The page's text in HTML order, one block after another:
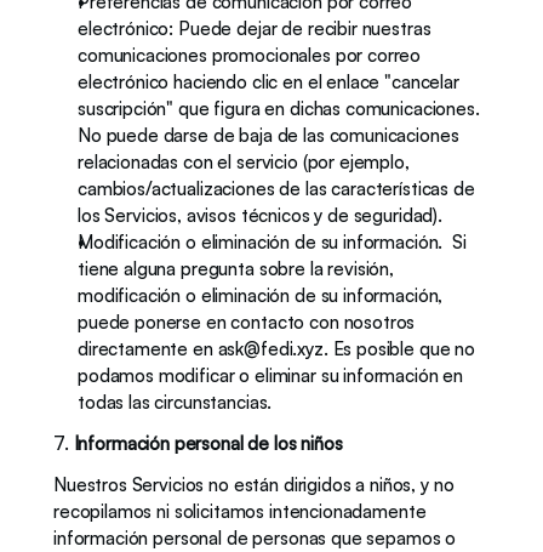
electrónico: Puede dejar de recibir nuestras
comunicaciones promocionales por correo
electrónico haciendo clic en el enlace "cancelar
suscripción" que figura en dichas comunicaciones.
No puede darse de baja de las comunicaciones
relacionadas con el servicio (por ejemplo,
cambios/actualizaciones de las características de
los Servicios, avisos técnicos y de seguridad).
Modificación o eliminación de su información.  Si
tiene alguna pregunta sobre la revisión,
modificación o eliminación de su información,
puede ponerse en contacto con nosotros
directamente en ask@fedi.xyz. Es posible que no
podamos modificar o eliminar su información en
todas las circunstancias.
7. Información personal de los niños
Nuestros Servicios no están dirigidos a niños, y no
recopilamos ni solicitamos intencionadamente
información personal de personas que sepamos o